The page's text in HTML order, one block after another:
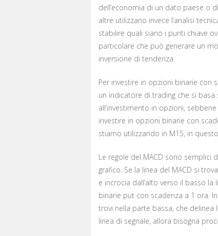
dell’economia di un dato paese o
altre utilizzano invece l’analisi
stabilire quali siano i punti chiave
particolare che può generare un
inversione di tendenza.
Per investire in opzioni binarie con
un indicatore di trading che si
all’investimento in opzioni,
investire in opzioni binarie con
stiamo utilizzando in M15, in
Le regole del MACD sono semplici
grafico. Se la linea del MACD si
e incrocia dall’alto verso il basso
binarie put con scadenza a 1 ora.
trovi nella parte bassa, che delinea
linea di segnale, allora bisogna